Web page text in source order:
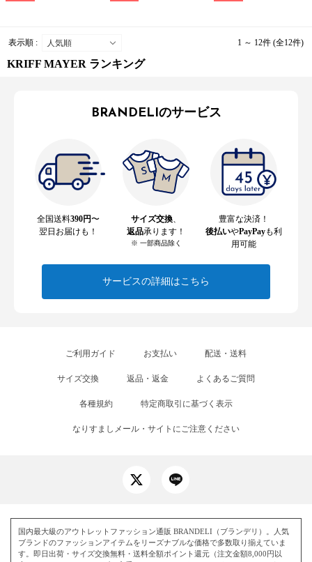
表示順 : 1 ～ 12件 (全12件)
KRIFF MAYER ランキング
BRANDELIのサービス
全国送料390円〜
翌日お届けも！
サイズ交換
返品承ります！
※ 一部商品除く
豊富な決済！
後払いやPayPayも利
用可能
サービスの詳細はこちら
ご利用ガイド お支払い 配送・送料
サイズ交換 返品・返金 よくあるご質問
各種規約 特定商取引に基づく表示
なりすましメール・サイトにご注意ください
国内最大級のアウトレットファッション通販 BRANDELI（ブランデリ）。人気
ブランドのファッションアイテムをリーズナブルな価格で多数取り揃えていま
す。即日出荷・サイズ交換無料・送料全額ポイント還元（注文金額8,000円以